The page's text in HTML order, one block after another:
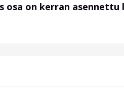
osa on kerran asennettu